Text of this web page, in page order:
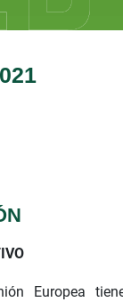
Europea